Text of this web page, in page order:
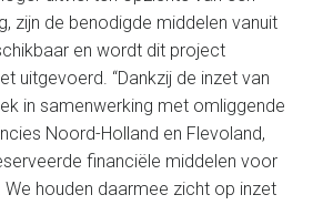
zijn de benodigde middelen vanuit
en wordt dit project
uitgevoerd. “Dankzij de inzet van
in samenwerking met omliggende
Noord-Holland en Flevoland,
financiële middelen voor
We houden daarmee zicht op inzet